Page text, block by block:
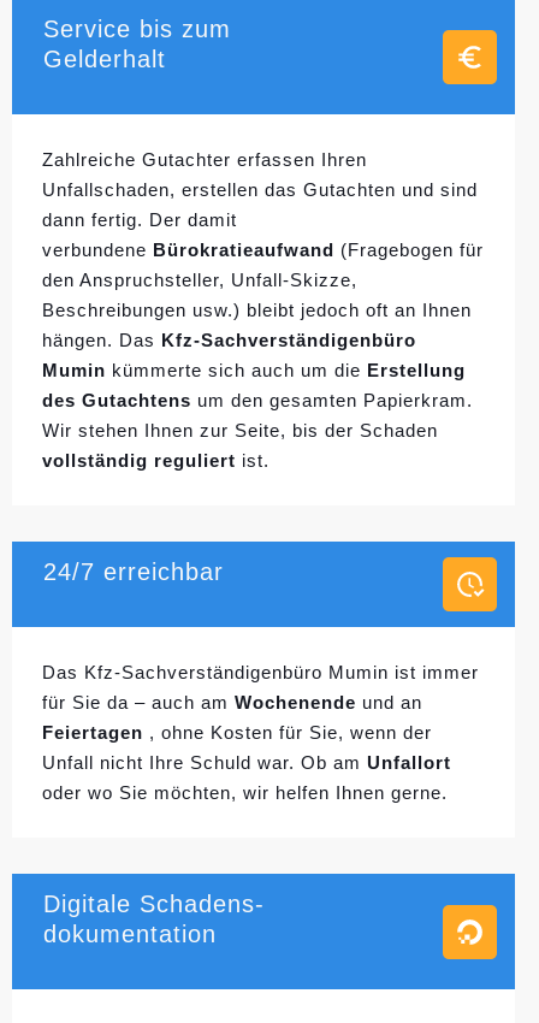
Service bis zum
Gelderhalt
Zahlreiche Gutachter erfassen Ihren
Unfallschaden, erstellen das Gutachten und sind
dann fertig. Der damit
verbundene Bürokratieaufwand (Fragebogen für
den Anspruchsteller, Unfall-Skizze,
Beschreibungen usw.) bleibt jedoch oft an Ihnen
hängen. Das Kfz-Sachverständigenbüro
Mumin kümmerte sich auch um die Erstellung
des Gutachtens um den gesamten Papierkram.
Wir stehen Ihnen zur Seite, bis der Schaden
vollständig reguliert ist.
24/7 erreichbar
Das Kfz-Sachverständigenbüro Mumin ist immer
für Sie da – auch am Wochenende und an
Feiertagen , ohne Kosten für Sie, wenn der
Unfall nicht Ihre Schuld war. Ob am Unfallort
oder wo Sie möchten, wir helfen Ihnen gerne.
Digitale Schadens-
dokumentation